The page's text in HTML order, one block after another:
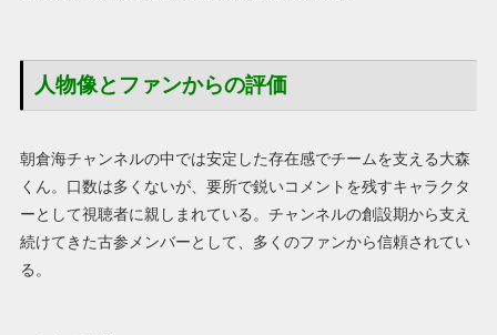
人物像とファンからの評価
朝倉海チャンネルの中では安定した存在感でチームを支える大森
くん。口数は多くないが、要所で鋭いコメントを残すキャラクタ
ーとして視聴者に親しまれている。チャンネルの創設期から支え
続けてきた古参メンバーとして、多くのファンから信頼されてい
る。